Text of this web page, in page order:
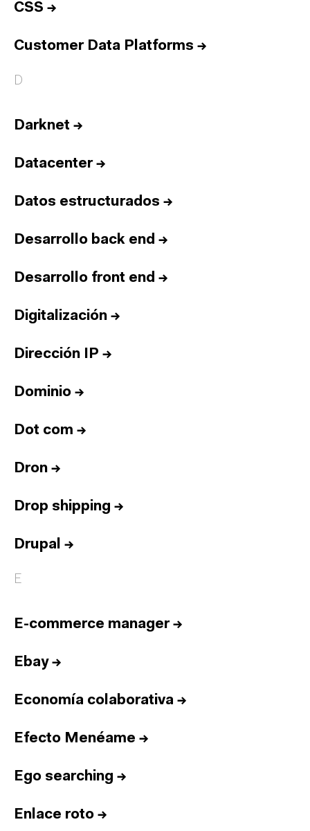
CSS →
Customer Data Platforms →
D
Darknet →
Datacenter→
Datos estructurados →
Desarrollo back end →
Desarrollo front end →
Digitalización →
Dirección IP →
Dominio →
Dot com →
Dron →
Drop shipping →
Drupal →
E
E-commerce manager→
Ebay→
Economía colaborativa →
Efecto Menéame →
Ego searching →
Enlace roto →